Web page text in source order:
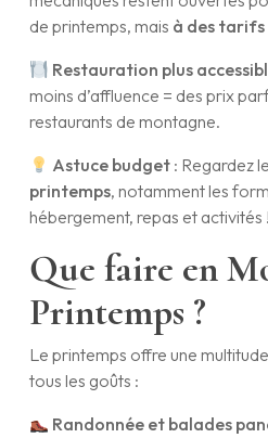
de printemps, mais à des
Restauration plus
moins d’affluence = des prix
restaurants de montagne.
Astuce budget : Regardez
printemps, notamment les
hébergement, repas et activités !
Que faire en
Printemps ?
Le printemps offre une
tous les goûts :
Randonnée et balades